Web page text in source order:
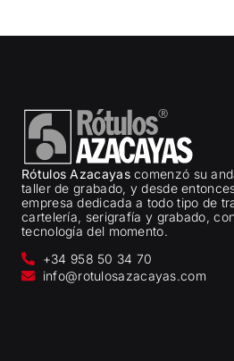
Rótulos Azacayascomenzó su
taller de grabado, y desde
empresa dedicada a todo tipo de
cartelería, serigrafía y grabado,
tecnología del momento.
+34 958 50 34 70
info@rotulosazacayas.com